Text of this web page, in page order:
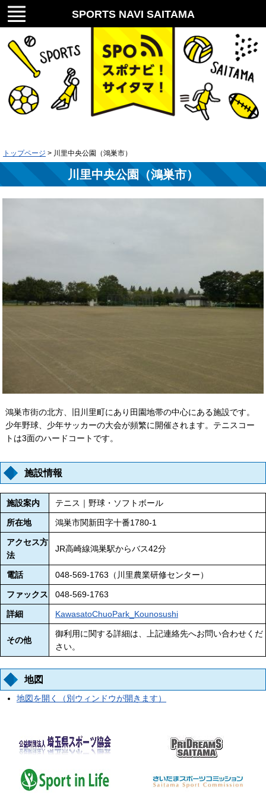
スポナビ！サイタマ！
メニ
ュー
SPORTS NAVI SAITAMA
トップページ > 川里中央公園（鴻巣市）
川里中央公園（鴻巣市）
鴻巣市街の北方、旧川里町にあり田園地帯の中心にある施設です。
少年野球、少年サッカーの大会が頻繁に開催されます。テニスコー
トは3面のハードコートです。
施設情報
施設案内 テニス｜野球・ソフトボール
所在地 鴻巣市関新田字十番1780-1
アクセス方
法
JR高崎線鴻巣駅からバス42分
電話 048-569-1763（川里農業研修センター）
ファックス 048-569-1763
詳細 KawasatoChuoPark_Kounosushi
その他
御利用に関する詳細は、上記連絡先へお問い合わせくだ
さい。
地図
地図を開く（別ウィンドウが開きます）